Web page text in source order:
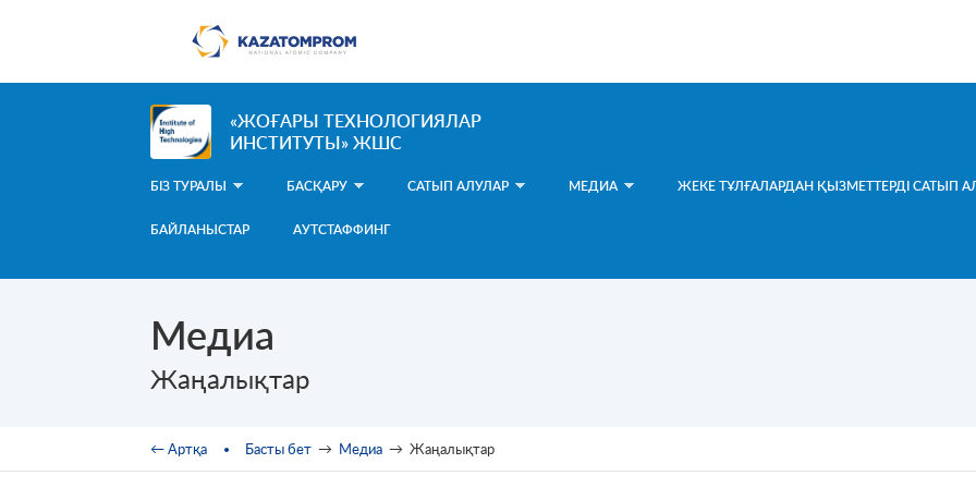
«ЖОҒАРЫ ТЕХНОЛОГИЯЛАР
ИНСТИТУТЫ» ЖШС
БІЗ ТУРАЛЫ БАСҚАРУ САТЫП АЛУЛАР МЕДИА ЖЕКЕ ТҰЛҒАЛАРДАН ҚЫЗМЕТТЕРДІ САТЫП
БАЙЛАНЫСТАР АУТСТАФФИНГ
Медиа
Жаңалықтар
You are here
← Артқа Басты бет → Медиа → Жаңалықтар